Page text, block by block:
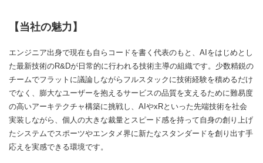
【当社の魅力】
エンジニア出身で現在も自らコードを書く代表のもと、AIをはじめとし
た最新技術のR&Dが日常的に行われる技術主導の組織です。少数精鋭の
チームでフラットに議論しながらフルスタックに技術経験を積めるだけ
でなく、膨大なユーザーを抱えるサービスの品質を支えるために難易度
の高いアーキテクチャ構築に挑戦し、AIやxRといった先端技術を社会
実装しながら、個人の大きな裁量とスピード感を持って自身の創り上げ
たシステムでスポーツやエンタメ界に新たなスタンダードを創り出す手
応えを実感できる環境です。